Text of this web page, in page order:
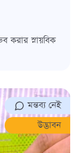
করার স্নায়বিক
মন্তব্য নেই
উদ্ভাবন